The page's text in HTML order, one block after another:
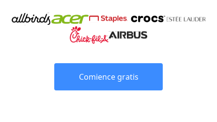
Comience gratis